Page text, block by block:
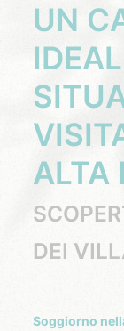
UN
ALTA
DEI
Soggiorno